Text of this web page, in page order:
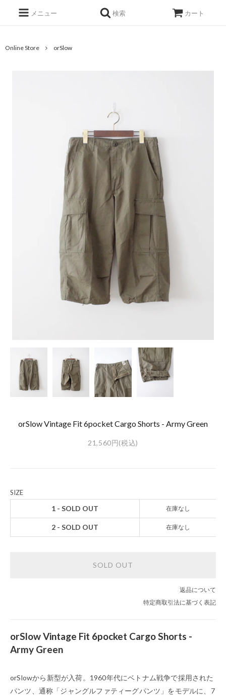
メニュー 検索 カート
Online Store orSlow
orSlow Vintage Fit 6pocket Cargo Shorts - Army Green
21,560円(税込)
SIZE
1 - SOLD OUT 在庫なし
2 - SOLD OUT 在庫なし
SOLD OUT
返品について
特定商取引法に基づく表記
orSlow Vintage Fit 6pocket Cargo Shorts -
Army Green
orSlowから新型が入荷。1960年代にベトナム戦争で採用された
パンツ、通称「ジャングルファティーグパンツ」をモデルに、7